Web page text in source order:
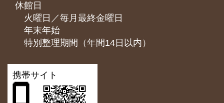
休館日
火曜日／毎月最終金曜日
年末年始
特別整理期間（年間14日以内）
携帯サイト